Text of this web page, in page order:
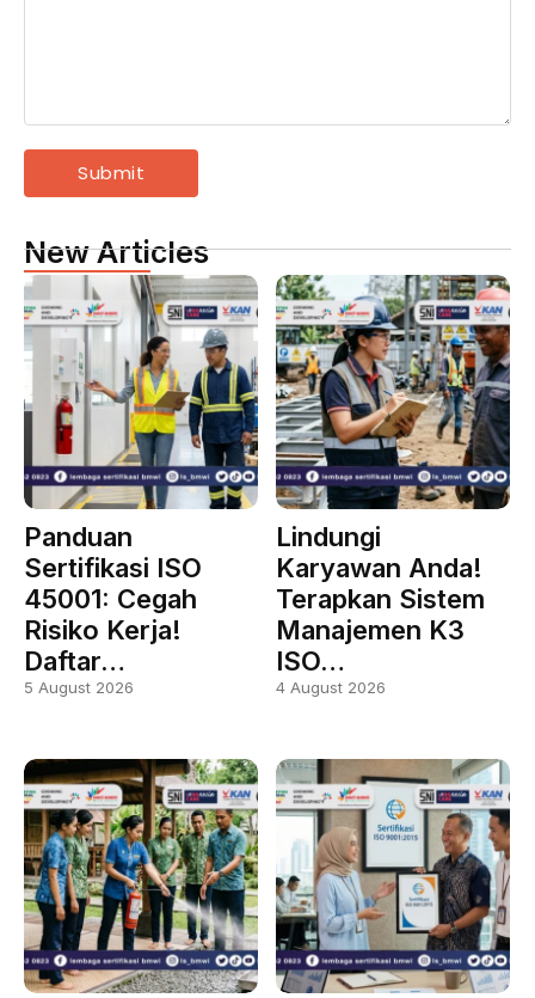
New Articles
Panduan
Sertifikasi ISO
45001: Cegah
Risiko Kerja!
Daftar…
5 August 2026
Lindungi
Karyawan Anda!
Terapkan Sistem
Manajemen K3
ISO…
4 August 2026